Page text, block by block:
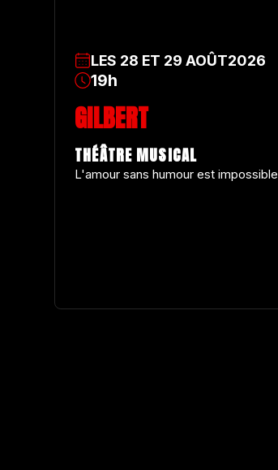
LES 28 ET 29 AOÛT2026
19h
GILBERT
THÉÂTRE MUSICAL
L'amour sans humour est impossible